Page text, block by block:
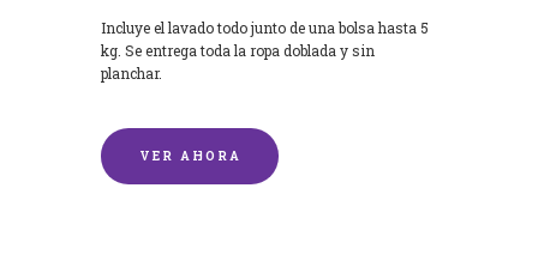
Incluye el lavado todo junto de una bolsa hasta 5
kg. Se entrega toda la ropa doblada y sin
planchar.
VER AHORA